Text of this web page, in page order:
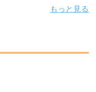
もっと見る